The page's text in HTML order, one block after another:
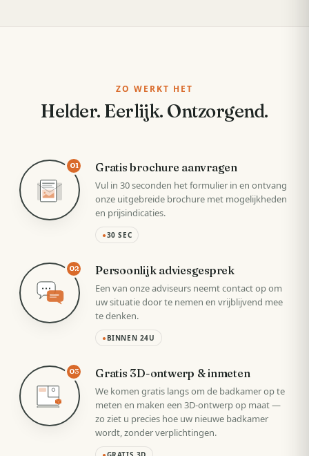
ZO WERKT HET
Helder. Eerlijk. Ontzorgend.
01 Gratis brochure aanvragen
Vul in 30 seconden het formulier in en ontvang
onze uitgebreide brochure met mogelijkheden
en prijsindicaties.
●30 SEC
02 Persoonlijk adviesgesprek
Een van onze adviseurs neemt contact op om
uw situatie door te nemen en vrijblijvend mee
te denken.
● BINNEN 24U
03 Gratis 3D-ontwerp & inmeten
We komen gratis langs om de badkamer op te
meten en maken een 3D-ontwerp op maat —
zo ziet u precies hoe uw nieuwe badkamer
wordt, zonder verplichtingen.